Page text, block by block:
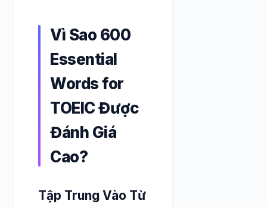
Vì Sao 600
Essential
Words for
TOEIC Được
Đánh Giá
Cao?
Tập Trung Vào Từ